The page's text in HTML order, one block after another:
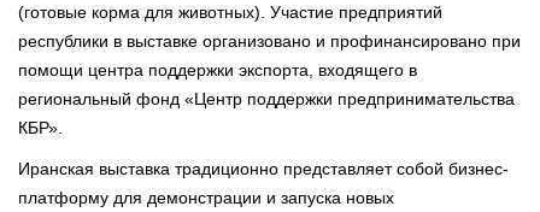
(готовые корма для животных). Участие предприятий
республики в выставке организовано и профинансировано при
помощи центра поддержки экспорта, входящего в
региональный фонд «Центр поддержки предпринимательства
КБР».
Иранская выставка традиционно представляет собой бизнес-
платформу для демонстрации и запуска новых